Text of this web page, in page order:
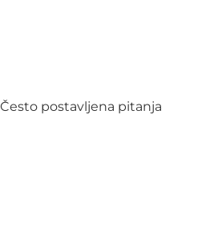
Često postavljena pitanja